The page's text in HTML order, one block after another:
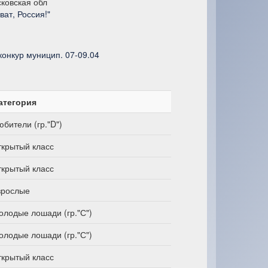
Россия!"
муницип. 07-09.04
(гр."D")
класс
класс
лошади (гр."С")
лошади (гр."С")
класс